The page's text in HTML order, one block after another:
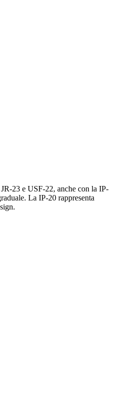
23 e USF-22, anche con la IP-
La IP-20 rappresenta